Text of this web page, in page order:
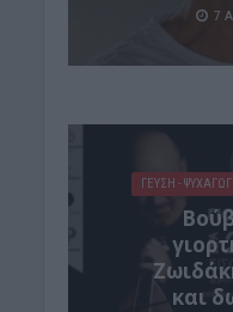
7
ΓΕΎΣΗ -
και